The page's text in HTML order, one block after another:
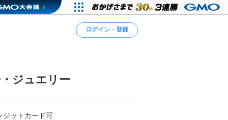
ログイン・登録
ジュエリー
ジットカード可